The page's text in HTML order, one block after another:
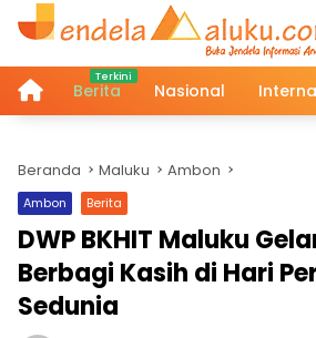
Langsung
HomeBerita Nasional
Beranda Maluku Ambon
Ambon Berita
DWP BKHIT Maluku
Berbagi Kasih di Hari
Sedunia